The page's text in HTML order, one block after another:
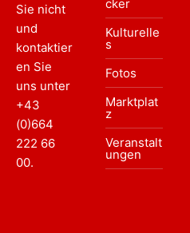
Sie nicht
und
kontaktier
en Sie
uns unter
+43
(0)664
222 66
00.
cker
Kulturelle
s
Fotos
Marktplat
z
Veranstalt
ungen